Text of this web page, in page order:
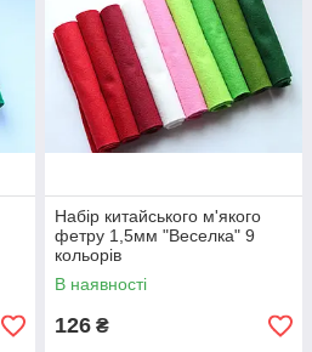
Набір китайського м'якого
фетру 1,5мм "Веселка" 9
кольорів
В наявності
126 ₴